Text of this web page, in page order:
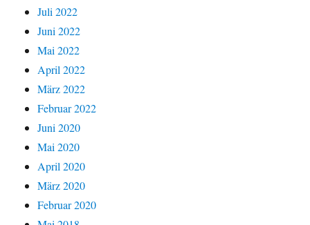
Juli 2022
Juni 2022
Mai 2022
April 2022
März 2022
Februar 2022
Juni 2020
Mai 2020
April 2020
März 2020
Februar 2020